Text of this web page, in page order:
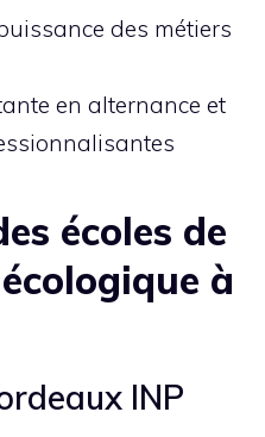
des métiers
en alternance et
écoles de
à
INP